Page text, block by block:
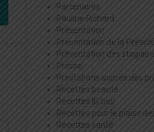
Partenaires
Pauline Richard
Présentation
Présentation de la
Présentation des
Presse
Prestations auprès des
Recettes beauté
Recettes IG bas
Recettes pour le plaisir
Recettes santé